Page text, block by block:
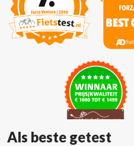
Als beste getest